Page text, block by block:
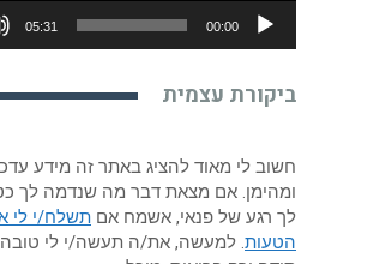
00:00
05:31
ביקורת עצמית
חשוב לי מאוד להציג באתר זה מידע
ומהימן. אם מצאת דבר מה שנדמה לך
לך רגע של פנאי, אשמח אם תשלח/י לי
הטעות. למעשה, את/ה תעשה/י לי טובה